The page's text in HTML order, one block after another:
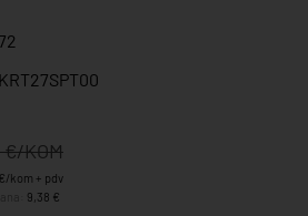
€/KOM
kom + pdv
9,38 €